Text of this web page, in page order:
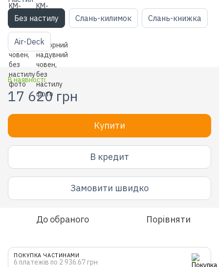
Без настилу Слань-килимок Слань-книжка
Air-Deck
В наявності
17 620 грн
Купити
В кредит
Замовити швидко
До обраного Порівняти
ПОКУПКА ЧАСТИНАМИ
6 платежів по 2 936.67 грн